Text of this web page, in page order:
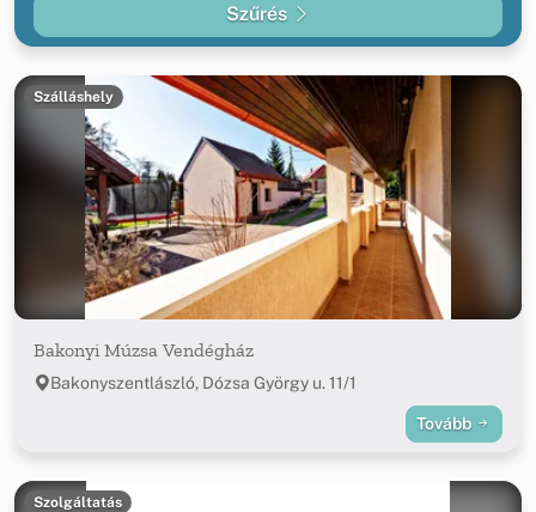
Szűrés
Szálláshely
Bakonyi Múzsa Vendégház
Bakonyszentlászló, Dózsa György u. 11/1
Tovább
Szolgáltatás